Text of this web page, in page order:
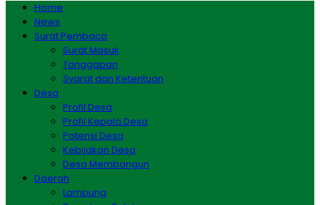
Home
News
Surat Pembaca
Surat Masuk
Tanggapan
Syarat dan Ketentuan
Desa
Profil Desa
Profil Kepala Desa
Potensi Desa
Kebijakan Desa
Desa Membangun
Daerah
Lampung